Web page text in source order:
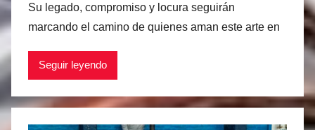
r
M
s
Su legado, compromiso y locura seguirán
marcando el camino de quienes aman este arte en
Seguir leyendo